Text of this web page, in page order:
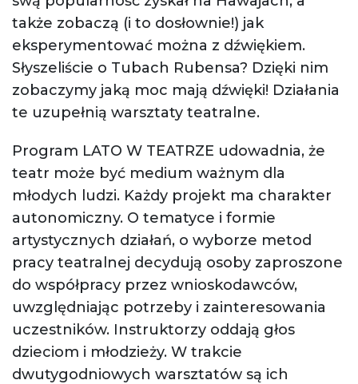
także zobaczą (i to dosłownie!) jak
eksperymentować można z dźwiękiem.
Słyszeliście o Tubach Rubensa? Dzięki nim
zobaczymy jaką moc mają dźwięki! Działania
te uzupełnią warsztaty teatralne.
Program LATO W TEATRZE udowadnia, że
teatr może być medium ważnym dla
młodych ludzi. Każdy projekt ma charakter
autonomiczny. O tematyce i formie
artystycznych działań, o wyborze metod
pracy teatralnej decydują osoby zaproszone
do współpracy przez wnioskodawców,
uwzględniając potrzeby i zainteresowania
uczestników. Instruktorzy oddają głos
dzieciom i młodzieży. W trakcie
dwutygodniowych warsztatów są ich